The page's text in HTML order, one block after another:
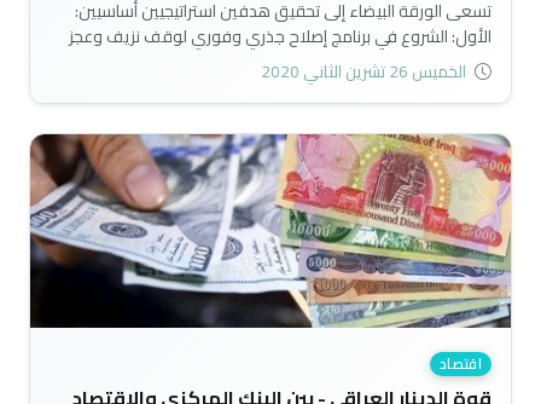
تسعى الورقة البيضاء إلى تحقيق هدفين استراتيجيين أساسيين:
الأول: الشروع في برنامج إصلاح جذري وفوري لوقف نزيف وعجز
الموازنة لتوفير المساحة المالية والزمنية الكفاية لتنفيذ الإصلاح
على المدى المتوسط. الثاني: وضع الاقتصاد والموازنة على مسار
مستدام، يمثل المسار المشترك لخيارات المستقبل. وبهذا تستهدف
الورقة البيضاء وصف العلاجات الضرورية العاجلة لتطبيقها فوراً
وعلى المدى المتوسط (3-5 سنوات)..
الخميس 26 تشرين الثاني 2020
اقتصاد